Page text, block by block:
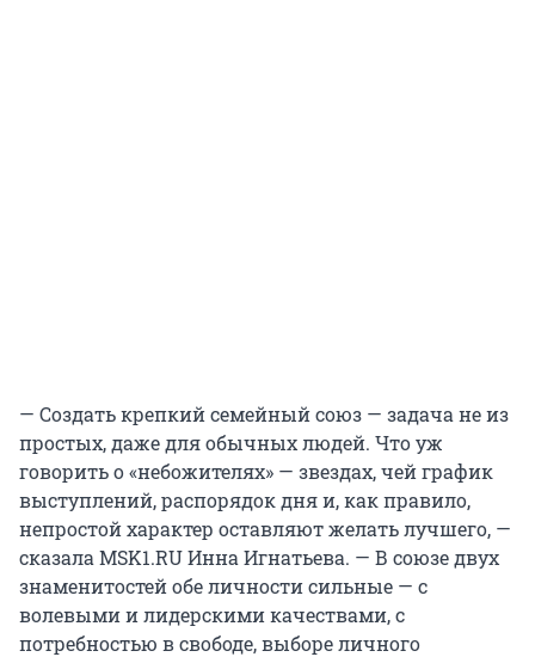
— Создать крепкий семейный союз — задача не из
простых, даже для обычных людей. Что уж
говорить о «небожителях» — звездах, чей график
выступлений, распорядок дня и, как правило,
непростой характер оставляют желать лучшего, —
сказала MSK1.RU Инна Игнатьева. — В союзе двух
знаменитостей обе личности сильные — с
волевыми и лидерскими качествами, с
потребностью в свободе, выборе личного